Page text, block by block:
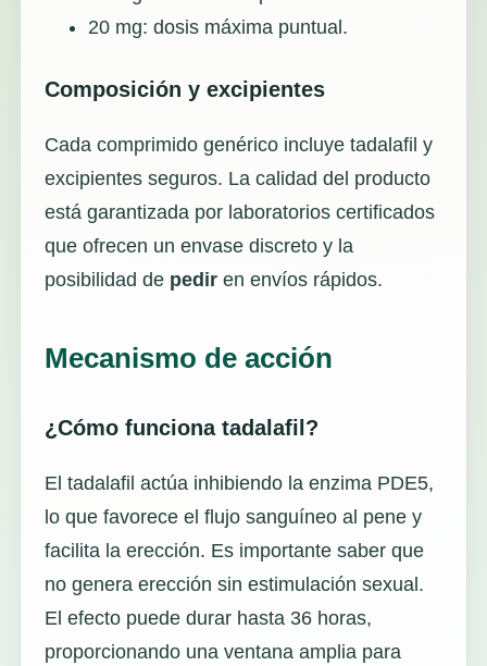
20 mg: dosis máxima puntual.
Composición y excipientes
Cada comprimido genérico incluye tadalafil y
excipientes seguros. La calidad del producto
está garantizada por laboratorios certificados
que ofrecen un envase discreto y la
posibilidad de pediren envíos rápidos.
Mecanismo de acción
¿Cómo funciona tadalafil?
El tadalafil actúa inhibiendo la enzima PDE5,
lo que favorece el flujo sanguíneo al pene y
facilita la erección. Es importante saber que
no genera erección sin estimulación sexual.
El efecto puede durar hasta 36 horas,
proporcionando una ventana amplia para